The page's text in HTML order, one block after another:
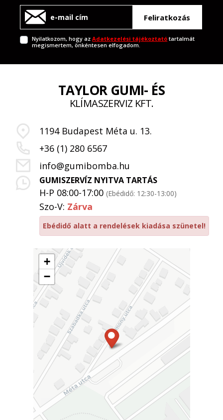
Feliratkozás
Nyilatkozom, hogy azAdatkezelési tájékoztató tartalmát
megismertem, önkéntesen elfogadom.
+
−
TAYLOR GUMI- ÉS
KLÍMASZERVIZ KFT.
1194 Budapest Méta u. 13.
+36 (1) 280 6567
info@gumibomba.hu
GUMISZERVÍZ NYITVA TARTÁS
H-P 08:00-17:00 (Ebédidő: 12:30-13:00)
Szo-V: Zárva
Ebédidő alatt a rendelések kiadása szünetel!